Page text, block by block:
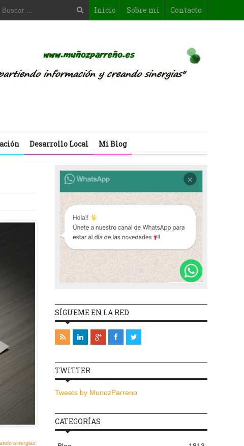
Inicio Sobre mi Contacto
Desarrollo Local Mi Blog
sinergias'
SÍGUEME EN LA RED
TWITTER
Tweets by MunozParreno
CATEGORÍAS